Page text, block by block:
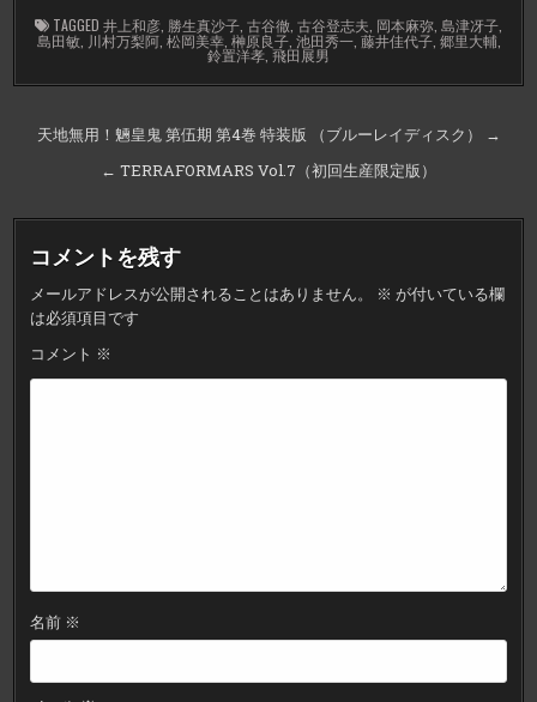
TAGGED 井上和彦 勝生真沙子 古谷徹 古谷登志夫 岡本麻弥 島津冴子
島田敏, 川村万梨阿,松岡美幸,榊原良子,池田秀一,藤井佳代子,郷里大輔,
鈴置洋孝 ,飛田展男
投
ゲ
ー
シ
ョ
天地無用！魎皇鬼 第伍期 第4巻 特装版 （ブルーレイディスク） →
← TERRAFORMARS Vol.7（初回生産限定版）
コメントを残す
メールアドレスが公開されることはありません。 ※ が付いている欄
は必須項目です
コメント ※
名前 ※